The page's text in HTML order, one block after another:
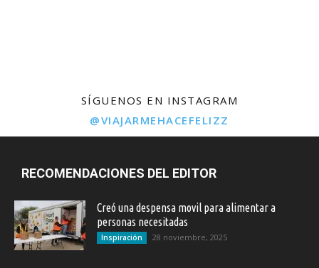
SÍGUENOS EN INSTAGRAM
@VIAJARMEHACEFELIZZ
RECOMENDACIONES DEL EDITOR
Creó una despensa movil para alimentar a
personas necesitadas
Inspiración 28 noviembre, 2025